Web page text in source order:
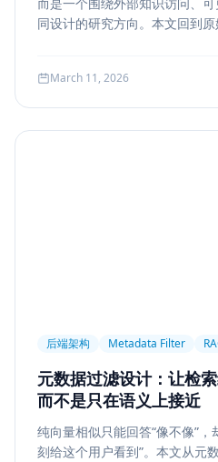
同设计的研究方向。本文回到
retrieval 等现代变体，并总结
则。
March 11, 2026
后端架构 Metadata Filter
元数据过滤设计：让检
而不是只在语义上接近
纯向量相似只能回答“像不像”
刻给这个用户看到”。本文从元